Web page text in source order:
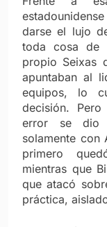
darse el lujo
toda cosa de
propio Seixas
apuntaban al
equipos, lo
decisión.
error se dio
solamente con
primero
mientras que
que atacó
práctica,